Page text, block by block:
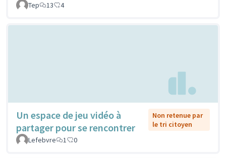
Tep 13 4
Un espace de jeu vidéo à
partager pour se rencontrer
Non retenue par
le tri citoyen
Lefebvre
1 0